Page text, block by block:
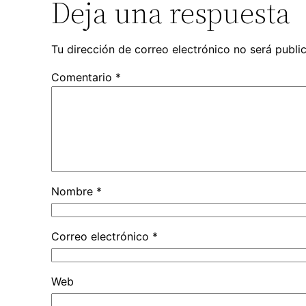
Deja una respuesta
Tu dirección de correo electrónico no será
Comentario *
Nombre *
Correo electrónico *
Web